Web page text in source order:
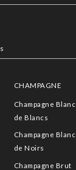
CHAMPAGNE
Champagne Blanc
de Blancs
Champagne Blanc
de Noirs
Champagne Brut